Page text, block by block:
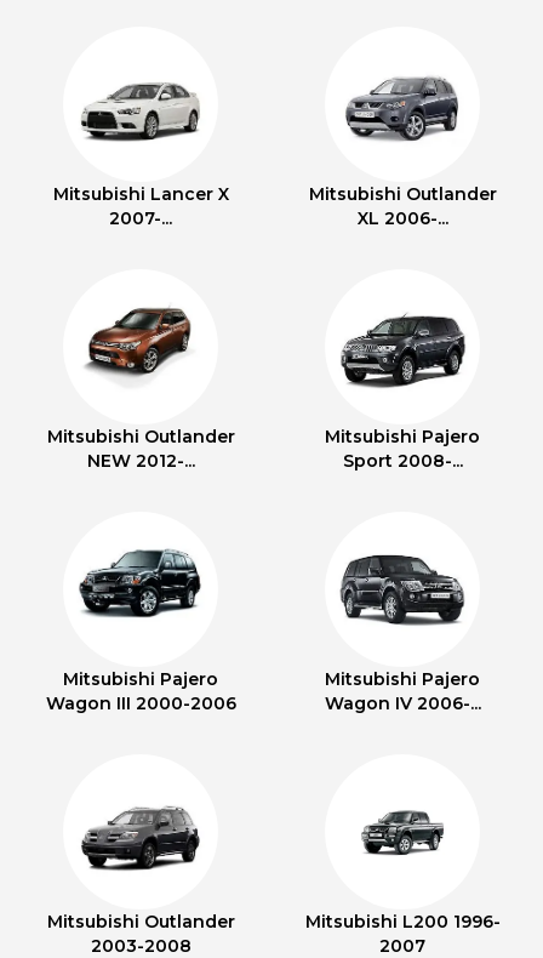
Mitsubishi Lancer X
2007-...
Mitsubishi Outlander
XL 2006-...
Mitsubishi Outlander
NEW 2012-...
Mitsubishi Pajero
Sport 2008-...
Mitsubishi Pajero
Wagon III 2000-2006
Mitsubishi Pajero
Wagon IV 2006-...
Mitsubishi Outlander
2003-2008
Mitsubishi L200 1996-
2007